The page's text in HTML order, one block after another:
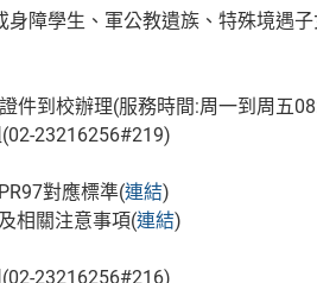
障學生、軍公教遺族、特殊境遇
到校辦理(服務時間:周一到周五
23216256#219)
對應標準(連結)
相關注意事項(連結)
23216256#216)